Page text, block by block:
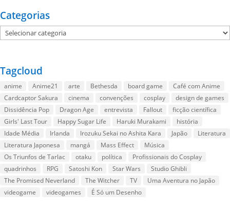
Categorias
Categorias
Tagcloud
anime Anime21 arte Bethesda board game
Café com Anime
Cardcaptor Sakura
cinema convenções cosplay
design de games
Dissidência Pop
Dragon Age entrevista Fallout
ficção científica
Girls' Last Tour
Happy Sugar Life Haruki Murakami
história
Idade Média
Irlanda Irozuku Sekai no Ashita Kara Japão
Literatura
Literatura Japonesa
mangá Mass Effect
Música
Os Triunfos de Tarlac
otaku política
Profissionais do Cosplay
quadrinhos
RPG Satoshi Kon Star Wars
Studio Ghibli
The Promised Neverland
The Witcher TV
Uma Aventura no Japão
videogame
videogames É Só um Desenho